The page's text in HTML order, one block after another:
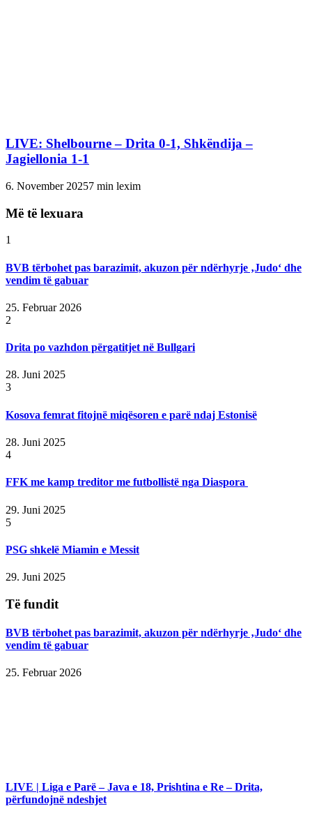
LIVE: Shelbourne – Drita 0-1, Shkëndija –
Jagiellonia 1-1
6. November 20257 min lexim
Më të lexuara
1
BVB tërbohet pas barazimit, akuzon për ndërhyrje ‚Judo‘ dhe
vendim të gabuar
25. Februar 2026
2
Drita po vazhdon përgatitjet në Bullgari
28. Juni 2025
3
Kosova femrat fitojnë miqësoren e parë ndaj Estonisë
28. Juni 2025
4
FFK me kamp treditor me futbollistë nga Diaspora
29. Juni 2025
5
PSG shkelë Miamin e Messit
29. Juni 2025
Të fundit
BVB tërbohet pas barazimit, akuzon për ndërhyrje ‚Judo‘ dhe
vendim të gabuar
25. Februar 2026
LIVE | Liga e Parë – Java e 18, Prishtina e Re – Drita,
përfundojnë ndeshjet